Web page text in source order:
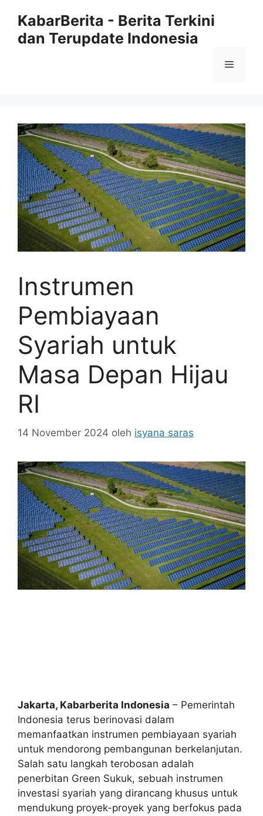
KabarBerita - Berita Terkini
dan Terupdate Indonesia
Menu
Instrumen
Pembiayaan
Syariah untuk
Masa Depan Hijau
RI
14 November 2024 oleh isyana saras
Jakarta, Kabarberita Indonesia – Pemerintah
Indonesia terus berinovasi dalam
memanfaatkan instrumen pembiayaan syariah
untuk mendorong pembangunan berkelanjutan.
Salah satu langkah terobosan adalah
penerbitan Green Sukuk, sebuah instrumen
investasi syariah yang dirancang khusus untuk
mendukung proyek-proyek yang berfokus pada